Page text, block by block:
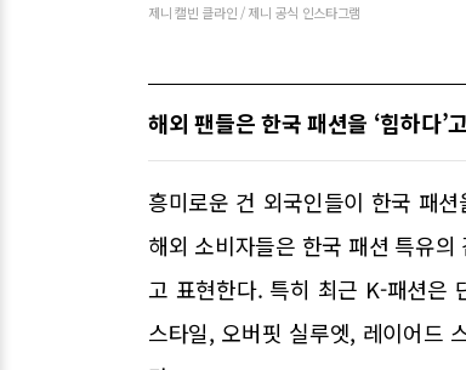
제니 캘빈 클라인 / 제니 공식 인스타그램
해외 팬들은 한국 패션을 ‘힙하다’
흥미로운 건 외국인들이 한국 패
해외 소비자들은 한국 패션 특유
고 표현한다. 특히 최근 K-패션은
스타일, 오버핏 실루엣, 레이어드